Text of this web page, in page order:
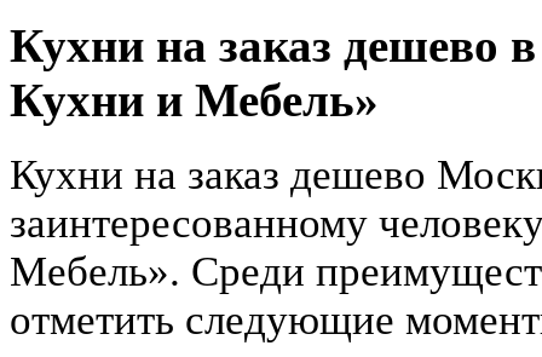
Кухни на заказ дешево
Кухни и Мебель»
Кухни на заказ дешево
заинтересованному
Мебель». Среди
отметить следующие